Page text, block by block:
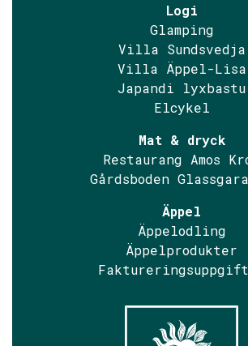
Logi
Glamping
Villa Sundsvedja
Villa Äppel-Lisa
Japandi lyxbastu
Elcykel
Mat & dryck
Restaurang Amos
Gårdsboden
Äppel
Äppelodling
Äppelprodukter